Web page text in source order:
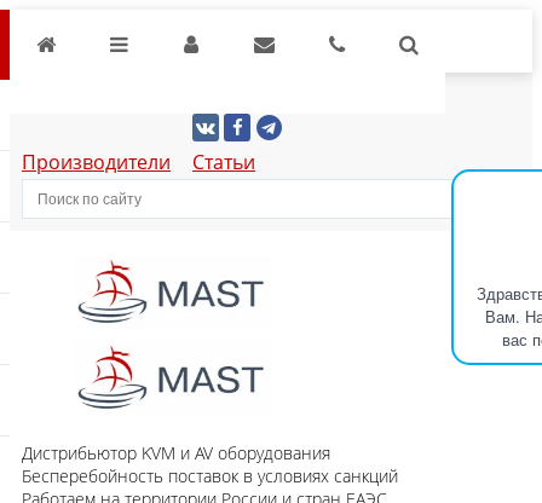
Вам.
вас
Производители Статьи
Дистрибьютор KVM и AV оборудования
Бесперебойность поставок в условиях санкций